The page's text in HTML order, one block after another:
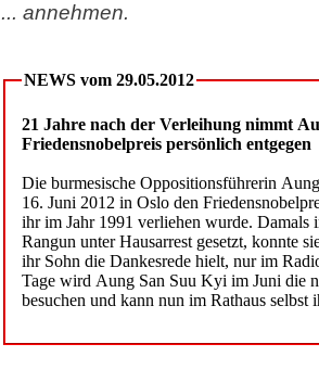
... annehmen.
NEWS vom 29.05.2012
21 Jahre nach der Verleihung nimmt
Friedensnobelpreis persönlich entgegen
Die burmesische Oppositionsführerin
16. Juni 2012 in Oslo den
ihr im Jahr 1991 verliehen wurde. Damals
Rangun unter Hausarrest gesetzt, konnte
ihr Sohn die Dankesrede hielt, nur im
Tage wird Aung San Suu Kyi im Juni die
besuchen und kann nun im Rathaus selbst